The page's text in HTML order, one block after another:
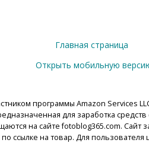
Главная страница
Открыть мобильную
программы Amazon Services
для заработка
на сайте fotoblog365.com. Сайт
ссылке на товар. Для пользователя